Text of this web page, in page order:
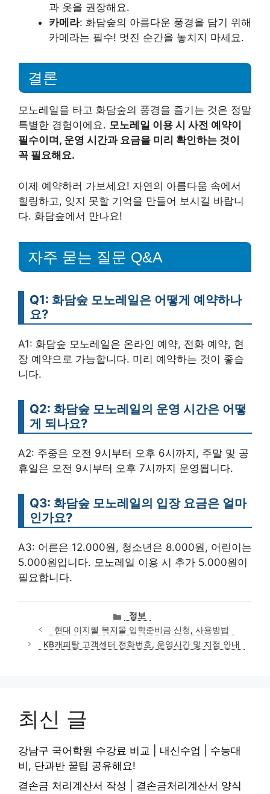
과 옷을 권장해요.
카메라: 화담숲의 아름다운 풍경을 담기 위해
카메라는 필수! 멋진 순간을 놓치지 마세요.
결론
모노레일을 타고 화담숲의 풍경을 즐기는 것은 정말
특별한 경험이에요. 모노레일 이용 시 사전 예약이
필수이며, 운영 시간과 요금을 미리 확인하는 것이
꼭 필요해요.
이제 예약하러 가보세요! 자연의 아름다움 속에서
힐링하고, 잊지 못할 기억을 만들어 보시길 바랍니
다. 화담숲에서 만나요!
자주 묻는 질문 Q&A
Q1: 화담숲 모노레일은 어떻게 예약하나
요?
A1: 화담숲 모노레일은 온라인 예약, 전화 예약, 현
장 예약으로 가능합니다. 미리 예약하는 것이 좋습
니다.
Q2: 화담숲 모노레일의 운영 시간은 어떻
게 되나요?
A2: 주중은 오전 9시부터 오후 6시까지, 주말 및 공
휴일은 오전 9시부터 오후 7시까지 운영됩니다.
Q3: 화담숲 모노레일의 입장 요금은 얼마
인가요?
A3: 어른은 12.000원, 청소년은 8.000원, 어린이는
5.000원입니다. 모노레일 이용 시 추가 5.000원이
필요합니다.
카
테
고
리
정보
현대 이지웰 복지몰 입학준비금 신청, 사용방법
KB캐피탈 고객센터 전화번호, 운영시간 및 지점 안내
최신 글
강남구 국어학원 수강료 비교 | 내신수업 | 수능대
비, 단과반 꿀팁 공유해요!
결손금 처리계산서 작성 | 결손금처리계산서 양식